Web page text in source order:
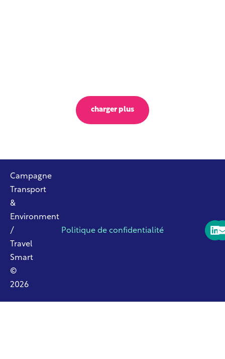
charger plus
Campagne
Transport
&
Environment
/
Travel
Smart
©
2026
Politique de confidentialité